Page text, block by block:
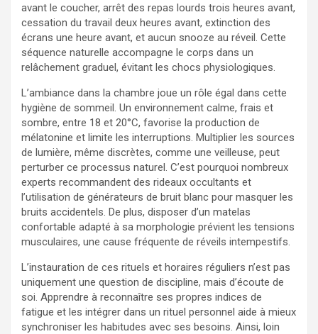
avant le coucher, arrêt des repas lourds trois heures avant,
cessation du travail deux heures avant, extinction des
écrans une heure avant, et aucun snooze au réveil. Cette
séquence naturelle accompagne le corps dans un
relâchement graduel, évitant les chocs physiologiques.
L’ambiance dans la chambre joue un rôle égal dans cette
hygiène de sommeil. Un environnement calme, frais et
sombre, entre 18 et 20°C, favorise la production de
mélatonine et limite les interruptions. Multiplier les sources
de lumière, même discrètes, comme une veilleuse, peut
perturber ce processus naturel. C’est pourquoi nombreux
experts recommandent des rideaux occultants et
l’utilisation de générateurs de bruit blanc pour masquer les
bruits accidentels. De plus, disposer d’un matelas
confortable adapté à sa morphologie prévient les tensions
musculaires, une cause fréquente de réveils intempestifs.
L’instauration de ces rituels et horaires réguliers n’est pas
uniquement une question de discipline, mais d’écoute de
soi. Apprendre à reconnaître ses propres indices de
fatigue et les intégrer dans un rituel personnel aide à mieux
synchroniser les habitudes avec ses besoins. Ainsi, loin